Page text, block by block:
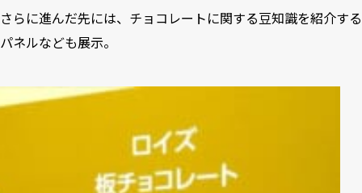
さらに進んだ先には、チョコレートに関する豆知識を紹介する
パネルなども展示。